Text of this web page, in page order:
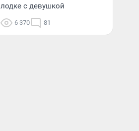
лодке с девушкой
6 370 81